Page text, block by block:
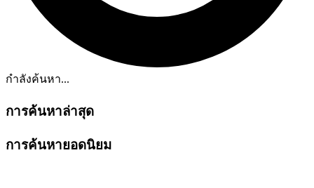
กำลังค้นหา...
การค้นหาล่าสุด
การค้นหายอดนิยม